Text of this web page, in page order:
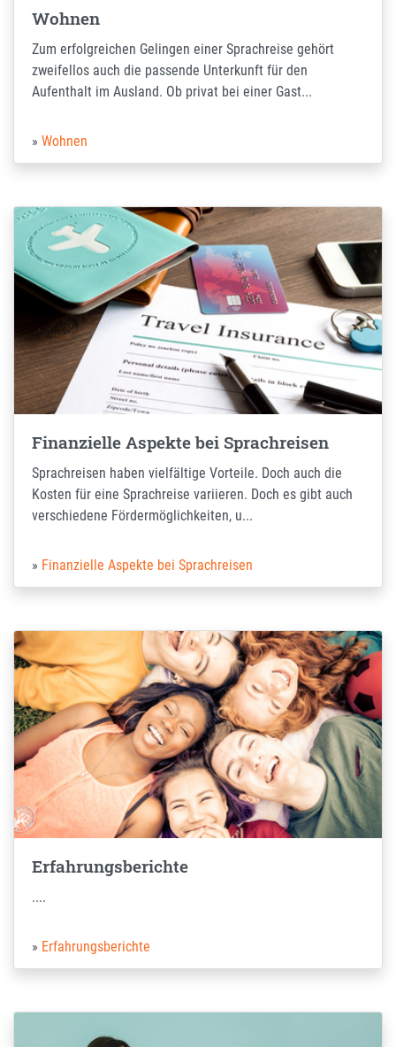
Wohnen
Zum erfolgreichen Gelingen einer Sprachreise gehört
zweifellos auch die passende Unterkunft für den
Aufenthalt im Ausland. Ob privat bei einer Gast...
Wohnen
Finanzielle Aspekte bei Sprachreisen
Sprachreisen haben vielfältige Vorteile. Doch auch die
Kosten für eine Sprachreise variieren. Doch es gibt auch
verschiedene Fördermöglichkeiten, u...
Finanzielle Aspekte bei Sprachreisen
Erfahrungsberichte
....
Erfahrungsberichte